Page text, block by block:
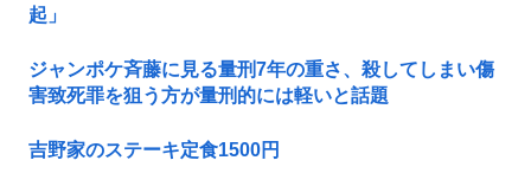
起」
ジャンポケ斉藤に見る量刑7年の重さ、殺してしまい傷
害致死罪を狙う方が量刑的には軽いと話題
吉野家のステーキ定食1500円